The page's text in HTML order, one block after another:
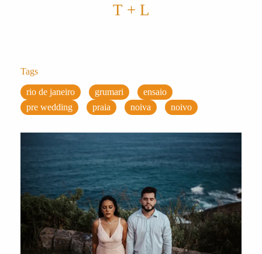
T + L
Tags
rio de janeiro grumari
ensaio
pre wedding
praia noiva noivo